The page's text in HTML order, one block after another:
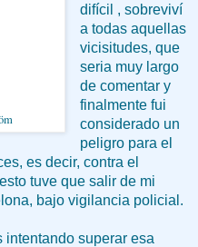
difícil , sobreviví
a todas aquellas
vicisitudes, que
seria muy largo
de comentar y
finalmente fui
considerado un
peligro para el
es decir, contra el
tuve que salir de mi
bajo vigilancia policial.
intentando superar esa